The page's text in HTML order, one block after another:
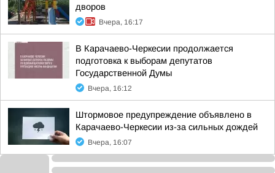
дворов
Вчера, 16:17
В Карачаево-Черкесии продолжается
подготовка к выборам депутатов
Государственной Думы
Вчера, 16:12
Штормовое предупреждение объявлено в
Карачаево-Черкесии из-за сильных дождей
Вчера, 16:07